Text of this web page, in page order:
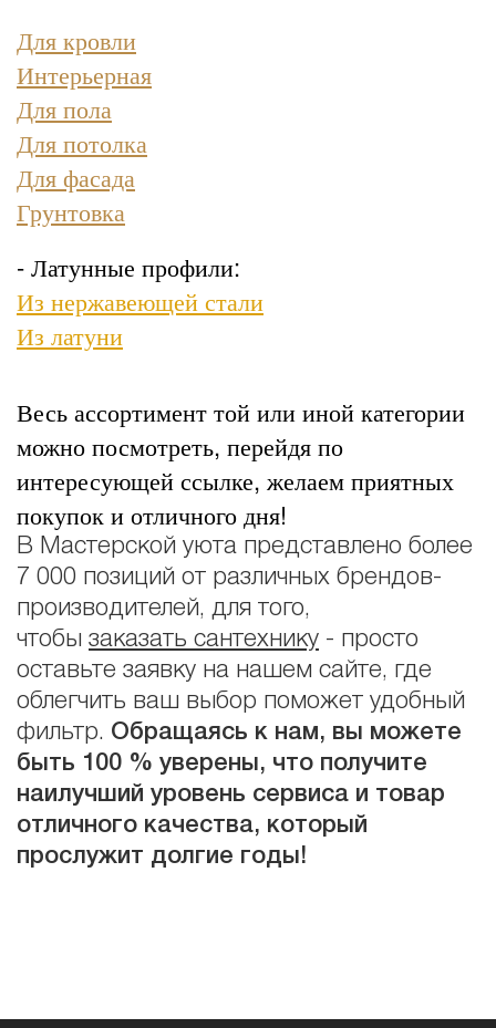
Для кровли
Интерьерная
Для пола
Для потолка
Для фасада
Грунтовка
- Латунные профили:
Из нержавеющей стали
Из латуни
Весь ассортимент той или иной категории
можно посмотреть, перейдя по
интересующей ссылке, желаем приятных
покупок и отличного дня!
В Мастерской уюта представлено более
7 000 позиций от различных брендов-
производителей, для того,
чтобы заказать сантехнику - просто
оставьте заявку на нашем сайте, где
облегчить ваш выбор поможет удобный
фильтр. Обращаясь к нам, вы можете
быть 100 % уверены, что получите
наилучший уровень сервиса и товар
отличного качества, который
прослужит долгие годы!